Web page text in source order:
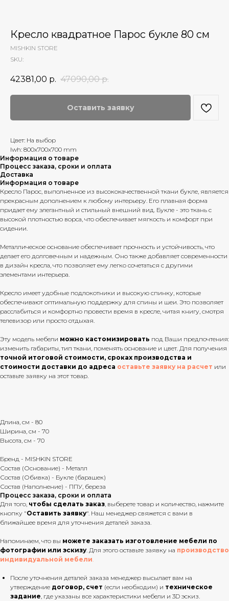
Кресло квадратное Парос букле 80 см
MISHKIN STORE
SKU:
42381,00 р. 47090,00 р.
Оставить заявку
Цвет: На выбор
lwh: 800x700x700 mm
Информация о товаре
Процесс заказа, сроки и оплата
Доставка
Информация о товаре
Кресло Парос, выполненное из высококачественной ткани букле, является
прекрасным дополнением к любому интерьеру. Его плавная форма
придает ему элегантный и стильный внешний вид. Букле - это ткань с
высокой плотностью ворса, что обеспечивает мягкость и комфорт при
сидении.
Металлическое основание обеспечивает прочность и устойчивость, что
делает его долговечным и надежным. Оно также добавляет современности
в дизайн кресла, что позволяет ему легко сочетаться с другими
элементами интерьера.
Кресло имеет удобные подлокотники и высокую спинку, которые
обеспечивают оптимальную поддержку для спины и шеи. Это позволяет
расслабиться и комфортно провести время в кресле, читая книгу, смотря
телевизор или просто отдыхая.
Эту модель мебели можно кастомизировать под Ваши предпочтения:
изменить габариты, тип ткани, поменять основание и цвет. Для получения
точной итоговой стоимости, сроках производства и
стоимости доставки до адреса оставьте заявку на расчет или
оставьте заявку на этот товар.
Длина, см - 80
Ширина, см - 70
Высота, см - 70
Бренд - MISHKIN STORE
Состав (Основание) - Металл
Состав (Обивка) - Букле (барашек)
Состав (Наполнение) - ППУ, береза
Процесс заказа, сроки и оплата
Для того, чтобы сделать заказ, выберете товар и количество, нажмите
кнопку "Оставить заявку". Наш менеджер свяжется с вами в
ближайшее время для уточнения деталей заказа.
Напоминаем, что вы можете заказать изготовление мебели по
фотографии или эскизу. Для этого оставьте заявку на производство
индивидуальной мебели.
После уточнения деталей заказа менеджер высылает вам на
утверждение договор, счет (если необходим) и техническое
задание, где указаны все характеристики мебели и 3D эскиз.